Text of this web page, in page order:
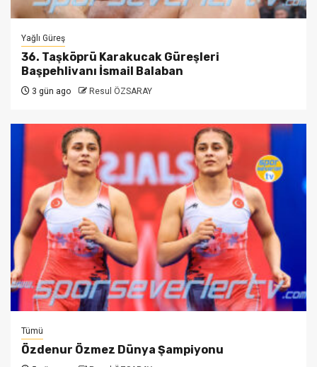
Yağlı Güreş
36. Taşköprü Karakucak Güreşleri
Başpehlivanı İsmail Balaban
3 gün ago Resul ÖZSARAY
Tümü
Özdenur Özmez Dünya Şampiyonu